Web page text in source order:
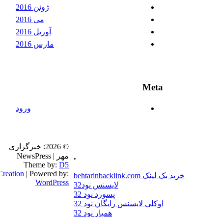
ژوئن 2016
می 2016
آوریل 2016
مارس 2016
Meta
ورود
خرید بک لینک behtarinbacklink.com
لایسنس نود32
پسورد نود 32
اوکلی لایسنس رایگان نود 32
همیار نود 32
© 2026: خبرگزاری
مهر
| NewsPress
Theme by:D5
Creation | Powered by:
WordPress